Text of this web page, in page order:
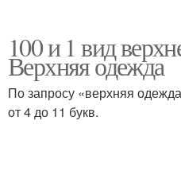
100 и 1 вид
Верхняя одежда
По запросу «верхняя
от 4 до 11 букв.